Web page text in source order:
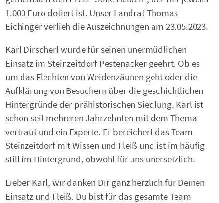
1.000 Euro dotiert ist. Unser Landrat Thomas
Eichinger verlieh die Auszeichnungen am 23.05.2023.
Karl Dirscherl wurde für seinen unermüdlichen
Einsatz im Steinzeitdorf Pestenacker geehrt. Ob es
um das Flechten von Weidenzäunen geht oder die
Aufklärung von Besuchern über die geschichtlichen
Hintergründe der prähistorischen Siedlung. Karl ist
schon seit mehreren Jahrzehnten mit dem Thema
vertraut und ein Experte. Er bereichert das Team
Steinzeitdorf mit Wissen und Fleiß und ist im häufig
still im Hintergrund, obwohl für uns unersetzlich.
Lieber Karl, wir danken Dir ganz herzlich für Deinen
Einsatz und Fleiß. Du bist für das gesamte Team